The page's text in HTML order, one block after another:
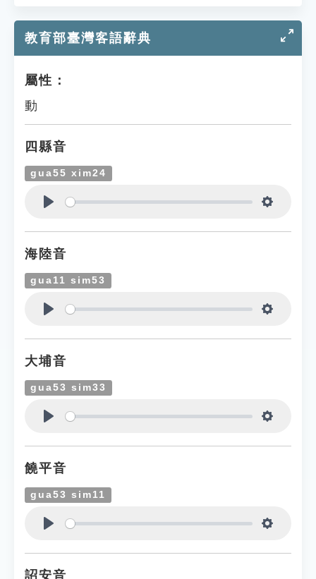
教育部臺灣客語辭典
屬性：
動
四縣音
gua55 xim24
海陸音
gua11 sim53
大埔音
gua53 sim33
饒平音
gua53 sim11
詔安音